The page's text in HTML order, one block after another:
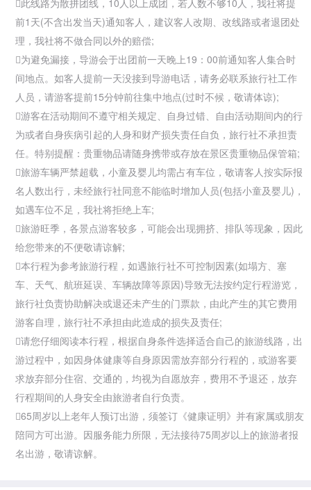
此线路为散拼团线，10人以上成团，若人数不够10人，我社将提
前1天(不含出发当天)通知客人，建议客人改期、改线路或者退团处
理，我社将不做合同以外的赔偿;
为避免漏接，导游会于出团前一天晚上19：00前通知客人集合时
间地点。如客人提前一天没接到导游电话，请务必联系旅行社工作
人员，请游客提前15分钟前往集中地点(过时不候，敬请体谅);
游客在活动期间不遵守相关规定、自身过错、自由活动期间内的行
为或者自身疾病引起的人身和财产损失责任自负，旅行社不承担责
任。特别提醒：贵重物品请随身携带或存放在景区贵重物品保管箱;
旅游车辆严禁超载，小童及婴儿均需占有车位，敬请客人按实际报
名人数出行，未经旅行社同意不能临时增加人员(包括小童及婴儿)，
如遇车位不足，我社将拒绝上车;
旅游旺季，各景点游客较多，可能会出现拥挤、排队等现象，因此
给您带来的不便敬请谅解;
本行程为参考旅游行程，如遇旅行社不可控制因素(如塌方、塞
车、天气、航班延误、车辆故障等原因)导致无法按约定行程游览，
旅行社负责协助解决或退还未产生的门票款，由此产生的其它费用
游客自理，旅行社不承担由此造成的损失及责任;
请您仔细阅读本行程，根据自身条件选择适合自己的旅游线路，出
游过程中，如因身体健康等自身原因需放弃部分行程的，或游客要
求放弃部分住宿、交通的，均视为自愿放弃，费用不予退还，放弃
行程期间的人身安全由旅游者自行负责。
65周岁以上老年人预订出游，须签订《健康证明》并有家属或朋友
陪同方可出游。因服务能力所限，无法接待75周岁以上的旅游者报
名出游，敬请谅解。